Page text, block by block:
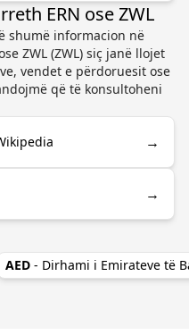
ERN ose ZWL
shumë informacion në
ZWL (ZWL) siç janë llojet
vendet e përdoruesit ose
që të konsultoheni
→
→
AED - Dirhami i Emirateve të